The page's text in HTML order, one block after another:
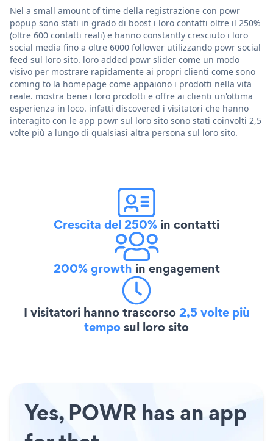
Nel a small amount of time della registrazione con powr
popup sono stati in grado di boost i loro contatti oltre il 250%
(oltre 600 contatti reali) e hanno constantly cresciuto i loro
social media fino a oltre 6000 follower utilizzando powr social
feed sul loro sito. loro added powr slider come un modo
visivo per mostrare rapidamente ai propri clienti come sono
coming to la homepage come appaiono i prodotti nella vita
reale. mostra bene i loro prodotti e offre ai clienti un'ottima
esperienza in loco. infatti discovered i visitatori che hanno
interagito con le app powr sul loro sito sono stati coinvolti 2,5
volte più a lungo di qualsiasi altra persona sul loro sito.
Crescita del 250% in contatti
200% growth in engagement
I visitatori hanno trascorso2,5 volte più
temposul loro sito
Yes, POWR has an app